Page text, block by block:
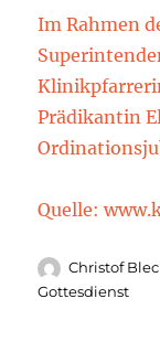
Im Rahmen
Prädikantin
Quelle:
Autor
Christof
Gottesdienst